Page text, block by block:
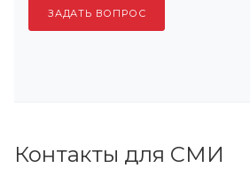
ЗАДАТЬ ВОПРОС
Контакты для СМИ